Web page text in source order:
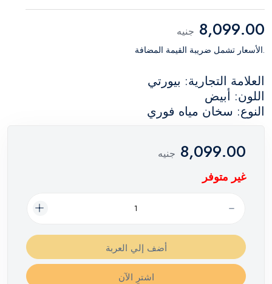
8,099.00 جنيه
.الأسعار تشمل ضريبة القيمة المضافة
العلامة التجارية: بيورتي
اللون: أبيض
النوع: سخان مياه فوري
8,099.00 جنيه
غير متوفر
أضف إلي العربة
اشترِ الآن